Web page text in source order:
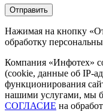
Нажимая на кнопку
обработку
Компания «Инфотех»
(cookie, данные об IP-
функционирования
нашими услугами, мы
СОГЛАСИЕ на